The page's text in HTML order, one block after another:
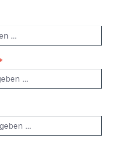
Edelstahl
andere Ausführung?
Sie uns an unter
schicken Sie uns
smartes-